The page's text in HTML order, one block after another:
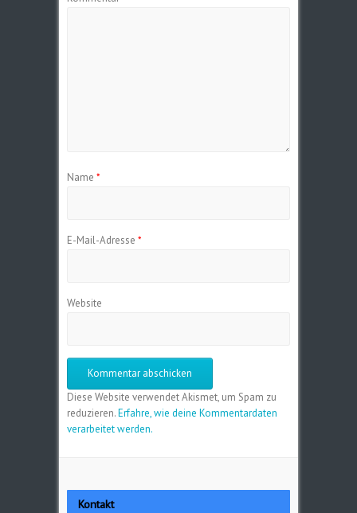
Name *
E-Mail-Adresse *
Website
Diese Website verwendet Akismet, um Spam zu
reduzieren.Erfahre, wie deine Kommentardaten
verarbeitet werden.
Kontakt